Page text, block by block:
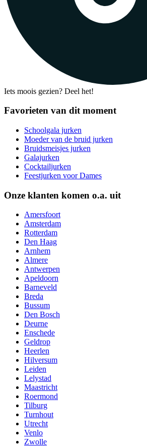
Iets moois gezien? Deel het!
Favorieten van dit moment
Schoolgala jurken
Moeder van de bruid jurken
Bruidsmeisjes jurken
Galajurken
Cocktailjurken
Feestjurken voor Dames
Onze klanten komen o.a. uit
Amersfoort
Amsterdam
Rotterdam
Den Haag
Arnhem
Almere
Antwerpen
Apeldoorn
Barneveld
Breda
Bussum
Den Bosch
Deurne
Enschede
Geldrop
Heerlen
Hilversum
Leiden
Lelystad
Maastricht
Roermond
Tilburg
Turnhout
Utrecht
Venlo
Zwolle